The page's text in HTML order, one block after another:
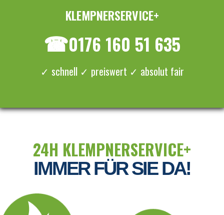
KLEMPNERSERVICE+
☎0176 160 51 635
✓ schnell ✓ preiswert ✓ absolut fair
24H KLEMPNERSERVICE+
IMMER FÜR SIE DA!